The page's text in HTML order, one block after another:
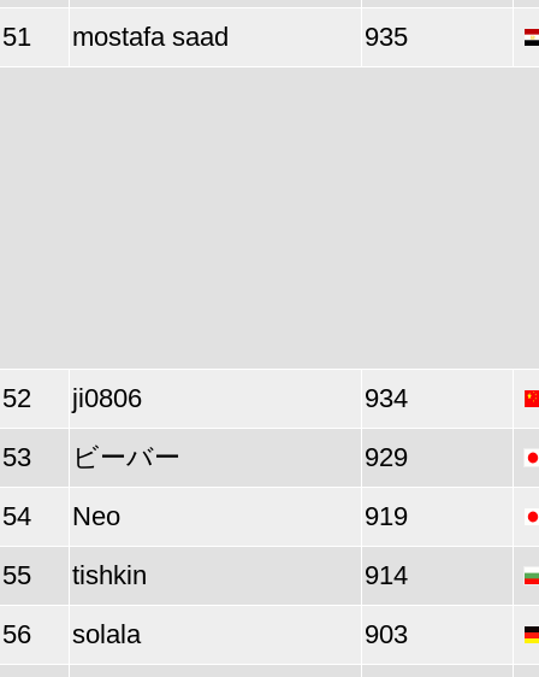
51
mostafa saad 935
52 ji0806
934
53
ビーバー
929
54
Neo
919
55
tishkin
914
56
solala
903